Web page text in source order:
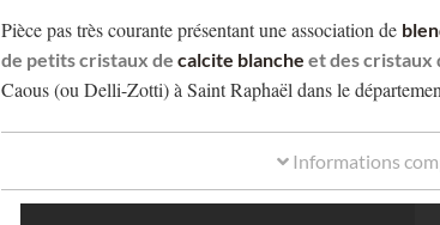
Pièce pas très courante présentant une association de
de petits cristaux de calcite blanche et des cristaux
Caous (ou Delli-Zotti) à Saint Raphaël dans le
Informations